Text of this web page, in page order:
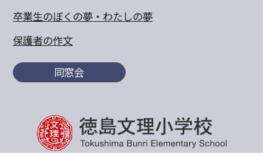
卒業生のぼくの夢・わたしの夢
保護者の作文
同窓会